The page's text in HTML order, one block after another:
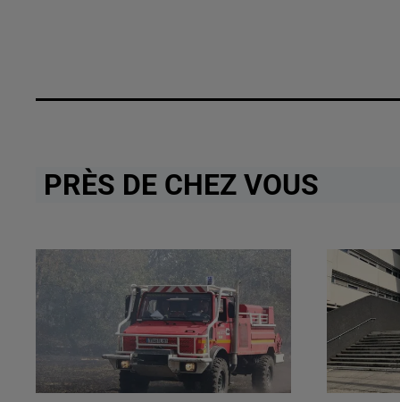
PRÈS DE CHEZ VOUS